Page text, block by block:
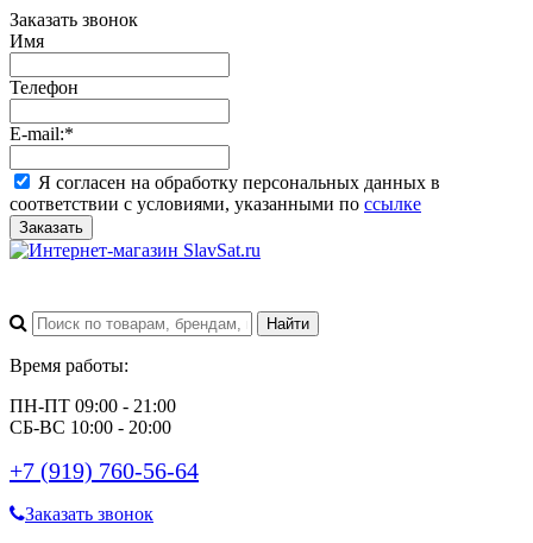
Заказать звонок
Имя
Телефон
E-mail:*
Я согласен на обработку персональных данных в
соответствии с условиями, указанными по ссылке
Заказать
Время работы:
ПН-ПТ 09:00 - 21:00
СБ-ВС 10:00 - 20:00
+7 (919) 760-56-64
Заказать звонок